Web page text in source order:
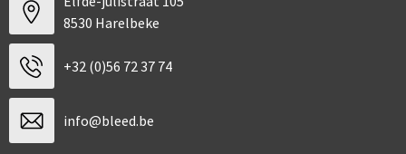
8530 Harelbeke
+32 (0)56 72 37 74
info@bleed.be